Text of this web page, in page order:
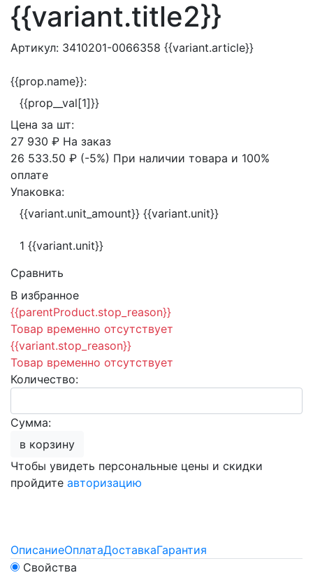
{{variant.title2}}
Артикул: 3410201-0066358 {{variant.article}}
{{prop.name}}:
{{prop__val[1]}}
Цена за шт:
27 930 ₽ На заказ
26 533.50 ₽ (-5%) При наличии товара и 100%
оплате
Упаковка:
{{variant.unit_amount}} {{variant.unit}}
1 {{variant.unit}}
Сравнить
В избранное
{{parentProduct.stop_reason}}
Товар временно отсутствует
{{variant.stop_reason}}
Товар временно отсутствует
Количество:
Сумма:
в корзину
Чтобы увидеть персональные цены и скидки
пройдите авторизацию
ОписаниеОплатаДоставкаГарантия
Свойства